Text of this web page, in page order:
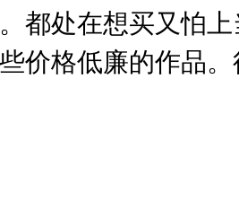
都处在想买又怕
价格低廉的作品